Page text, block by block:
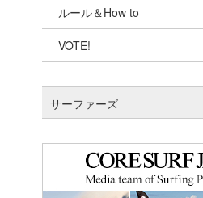
伊豆
千葉南
四国
沖縄
ルール＆How to
VOTE!
サーファーズ